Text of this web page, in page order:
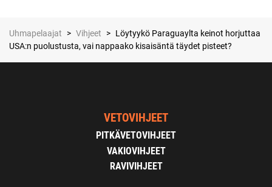
Uhmapelaajat > Vihjeet > Löytyykö Paraguaylta keinot horjuttaa
USA:n puolustusta, vai nappaako kisaisäntä täydet pisteet?
VETOVIHJEET
PITKÄVETOVIHJEET
VAKIOVIHJEET
RAVIVIHJEET